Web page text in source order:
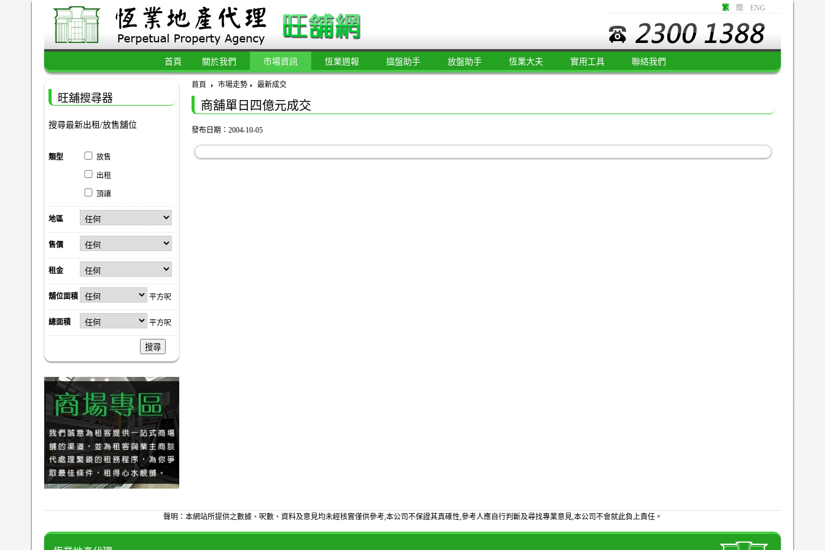
繁 簡 ENG
首頁 關於我們 市場資訊 恆業週報 搵盤助手 放盤助手 恆業大夫 實用工具 聯絡我們
首頁 市場走勢 最新成交
商舖單日四億元成交
發布日期：2004-10-05
旺舖搜尋器
搜尋最新出租/放售舖位
類型 放售
出租
頂讓
地區
售價
租金
舖位面積 平方呎
總面積 平方呎
搜尋
聲明：本網站所提供之數據、呎數、資料及意見均未經核實僅供參考,本公司不保證其真確性,參考人應自行判斷及尋找專業意見,本公司不會就此負上責任。